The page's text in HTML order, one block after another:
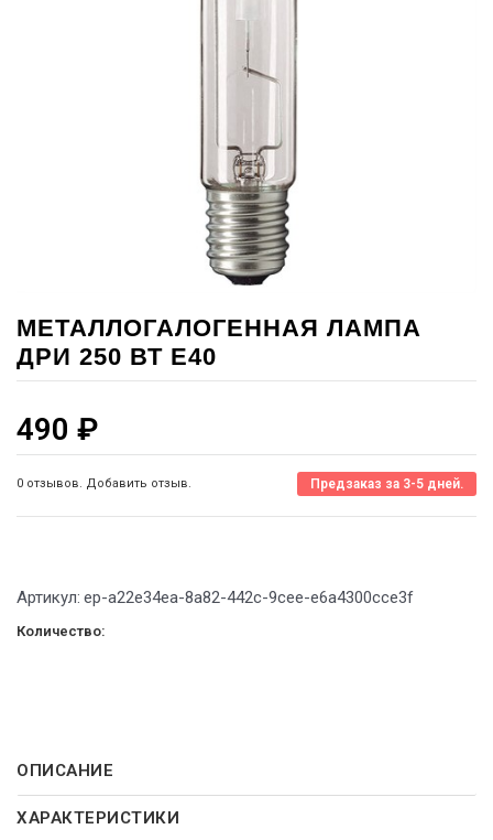
МЕТАЛЛОГАЛОГЕННАЯ ЛАМПА
ДРИ 250 ВТ Е40
490 ₽
0 отзывов. Добавить отзыв. Предзаказ за 3-5 дней.
Артикул: ep-a22e34ea-8a82-442c-9cee-e6a4300cce3f
Количество:
ОПИСАНИЕ
ХАРАКТЕРИСТИКИ